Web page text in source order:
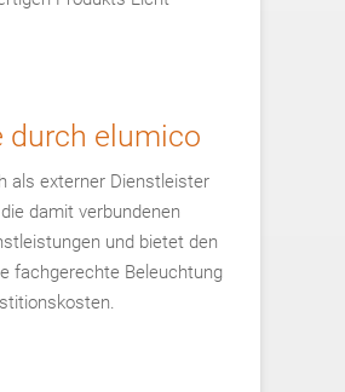
durch elumico
als externer Dienstleister
damit verbundenen
und bietet den
fachgerechte Beleuchtung